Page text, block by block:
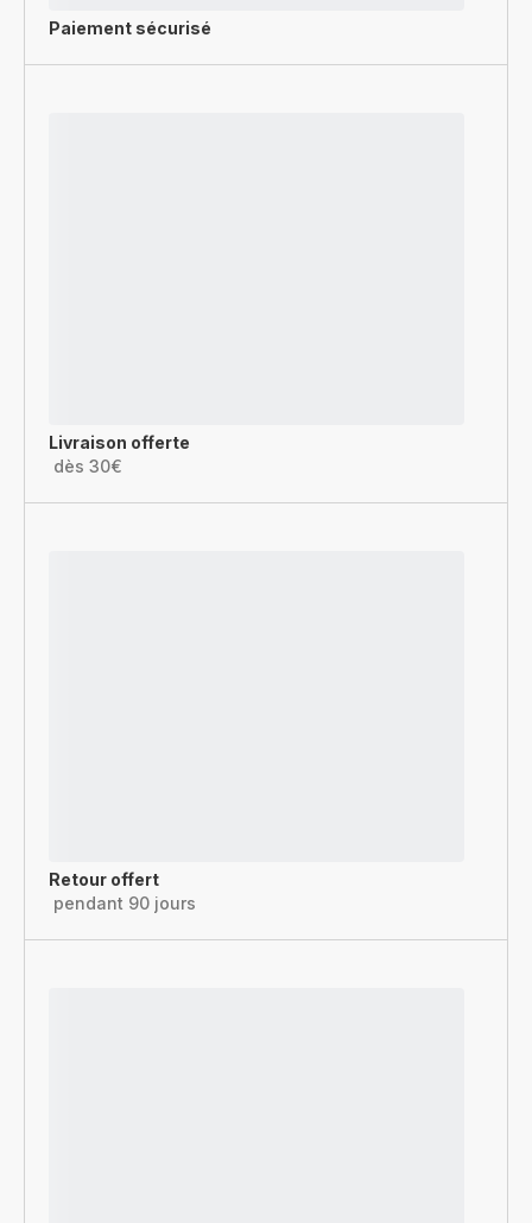
Paiement sécurisé
Livraison offerte
dès 30€
Retour offert
pendant 90 jours